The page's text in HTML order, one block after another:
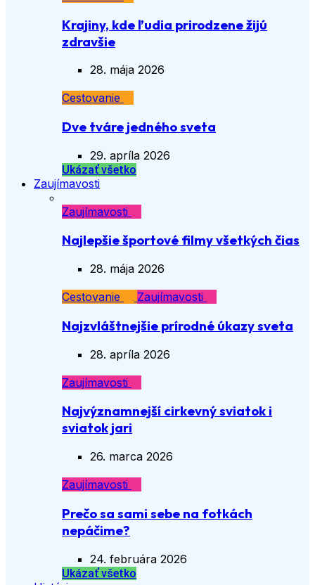
Krajiny, kde ľudia prirodzene žijú
zdravšie
28. mája 2026
Cestovanie
Dve tváre jedného sveta
29. apríla 2026
Ukázať všetko
Zaujímavosti
Zaujímavosti
Najlepšie športové filmy všetkých čias
28. mája 2026
Cestovanie
Zaujímavosti
Najzvláštnejšie prírodné úkazy sveta
28. apríla 2026
Zaujímavosti
Najvýznamnejší cirkevný sviatok i
sviatok jari
26. marca 2026
Zaujímavosti
Prečo sa sami sebe na fotkách
nepáčime?
24. februára 2026
Ukázať všetko